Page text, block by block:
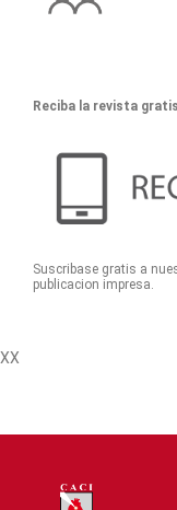
Reciba la revista
Suscribase gratis a
publicacion impresa.
XX